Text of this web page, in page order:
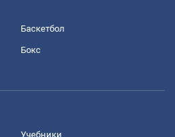
Баскетбол
Бокс
Учебники